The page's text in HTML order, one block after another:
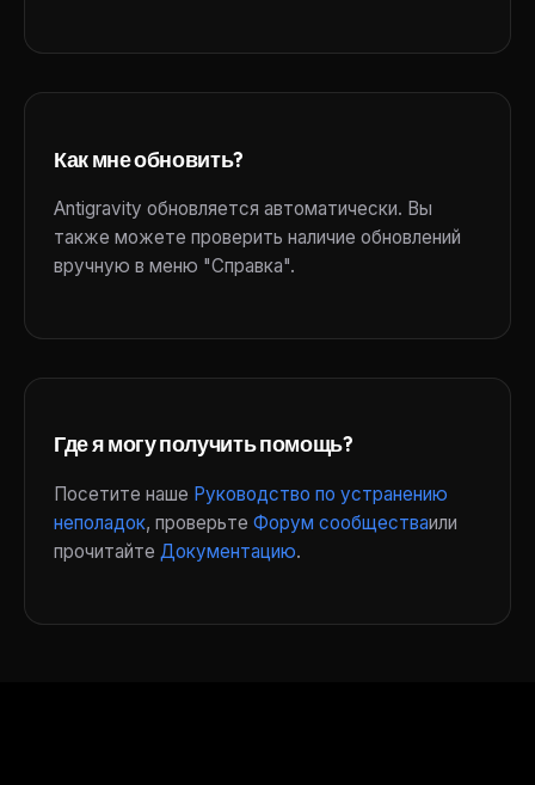
Как мне обновить?
Antigravity обновляется автоматически. Вы
также можете проверить наличие обновлений
вручную в меню "Справка".
Где я могу получить помощь?
Посетите наше Руководство по устранению
неполадок, проверьте Форум сообществаили
прочитайте Документацию.